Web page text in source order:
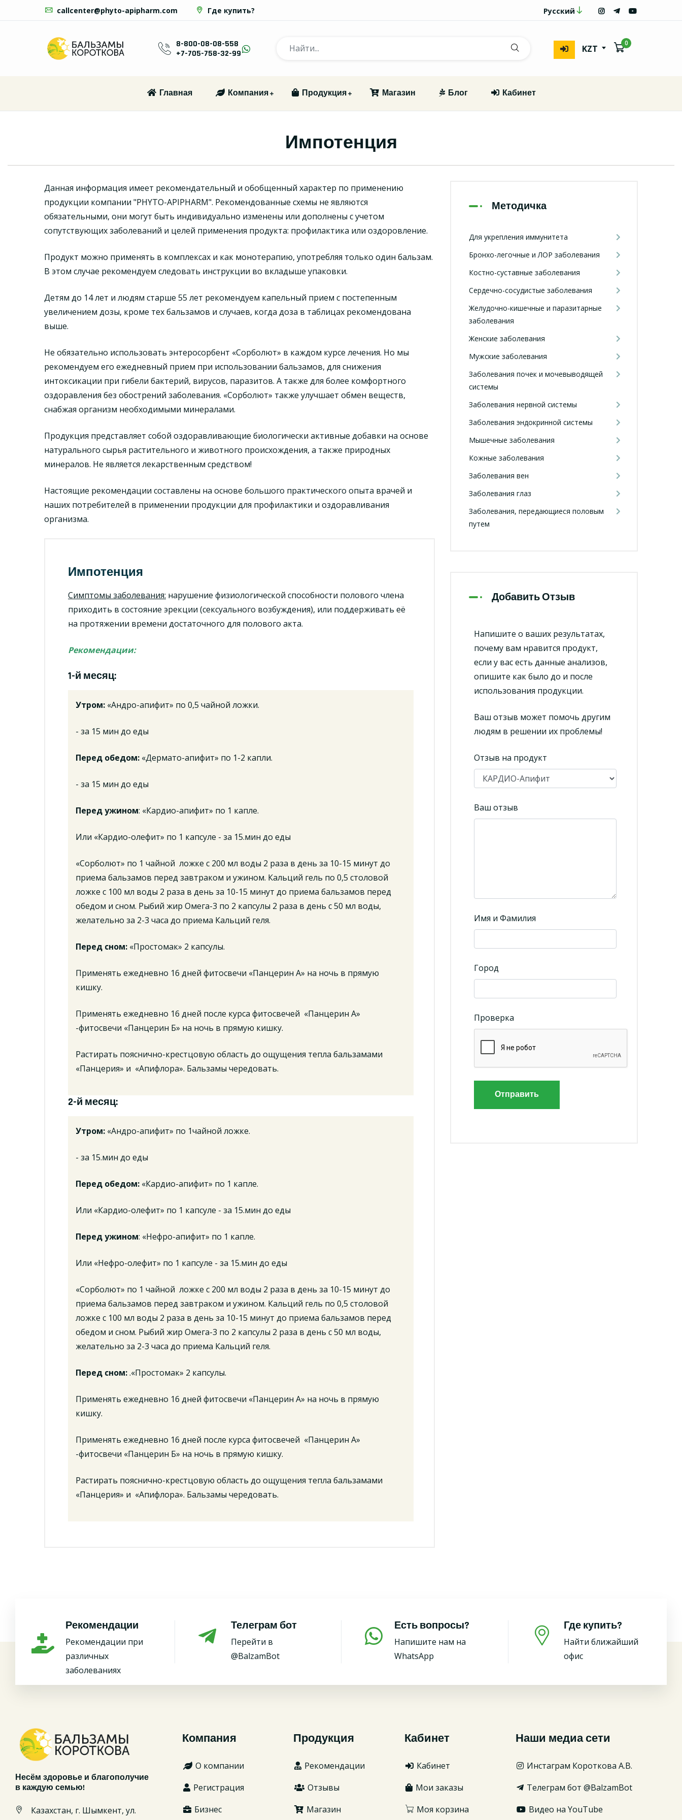
callcenter@phyto-apipharm.com Где купить? Русский
8-800-08-08-558
+7-705-758-32-99
KZT
0
Главная Компания Продукция Магазин Блог Кабинет
Импотенция
Данная информация имеет рекомендательный и обобщенный характер по применению
продукции компании "PHYTO-APIPHARM". Рекомендованные схемы не являются
обязательными, они могут быть индивидуально изменены или дополнены с учетом
сопутствующих заболеваний и целей применения продукта: профилактика или оздоровление.
Продукт можно применять в комплексах и как монотерапию, употребляя только один бальзам.
В этом случае рекомендуем следовать инструкции во вкладыше упаковки.
Детям до 14 лет и людям старше 55 лет рекомендуем капельный прием с постепенным
увеличением дозы, кроме тех бальзамов и случаев, когда доза в таблицах рекомендована
выше.
Не обязательно использовать энтеросорбент «Сорболют» в каждом курсе лечения. Но мы
рекомендуем его ежедневный прием при использовании бальзамов, для снижения
интоксикации при гибели бактерий, вирусов, паразитов. А также для более комфортного
оздоравления без обострений заболевания. «Сорболют» также улучшает обмен веществ,
снабжая организм необходимыми минералами.
Продукция представляет собой оздоравливающие биологически активные добавки на основе
натурального сырья растительного и животного происхождения, а также природных
минералов. Не является лекарственным средством!
Настоящие рекомендации составлены на основе большого практического опыта врачей и
наших потребителей в применении продукции для профилактики и оздоравливания
организма.
Импотенция
Симптомы заболевания: нарушение физиологической способности полового члена
приходить в состояние эрекции (сексуального возбуждения), или поддерживать её
на протяжении времени достаточного для полового акта.
Рекомендации:
1-й месяц:
Утром: «Андро-апифит» по 0,5 чайной ложки.
- за 15 мин до еды
Перед обедом: «Дермато-апифит» по 1-2 капли.
- за 15 мин до еды
Перед ужином: «Кардио-апифит» по 1 капле.
Или «Кардио-олефит» по 1 капсуле - за 15.мин до еды
«Сорболют» по 1 чайной ложке с 200 мл воды 2 раза в день за 10-15 минут до
приема бальзамов перед завтраком и ужином. Кальций гель по 0,5 столовой
ложке с 100 мл воды 2 раза в день за 10-15 минут до приема бальзамов перед
обедом и сном. Рыбий жир Омега-3 по 2 капсулы 2 раза в день с 50 мл воды,
желательно за 2-3 часа до приема Кальций геля.
Перед сном: «Простомак» 2 капсулы.
Применять ежедневно 16 дней фитосвечи «Панцерин А» на ночь в прямую
кишку.
Применять ежедневно 16 дней после курса фитосвечей «Панцерин А»
-фитосвечи «Панцерин Б» на ночь в прямую кишку.
Растирать пояснично-крестцовую область до ощущения тепла бальзамами
«Панцерия» и «Апифлора». Бальзамы чередовать.
2-й месяц:
Утром: «Андро-апифит» по 1чайной ложке.
- за 15.мин до еды
Перед обедом: «Кардио-апифит» по 1 капле.
Или «Кардио-олефит» по 1 капсуле - за 15.мин до еды
Перед ужином: «Нефро-апифит» по 1 капле.
Или «Нефро-олефит» по 1 капсуле - за 15.мин до еды
«Сорболют» по 1 чайной ложке с 200 мл воды 2 раза в день за 10-15 минут до
приема бальзамов перед завтраком и ужином. Кальций гель по 0,5 столовой
ложке с 100 мл воды 2 раза в день за 10-15 минут до приема бальзамов перед
обедом и сном. Рыбий жир Омега-3 по 2 капсулы 2 раза в день с 50 мл воды,
желательно за 2-3 часа до приема Кальций геля.
Перед сном:.«Простомак» 2 капсулы.
Применять ежедневно 16 дней фитосвечи «Панцерин А» на ночь в прямую
кишку.
Применять ежедневно 16 дней после курса фитосвечей «Панцерин А»
-фитосвечи «Панцерин Б» на ночь в прямую кишку.
Растирать пояснично-крестцовую область до ощущения тепла бальзамами
«Панцерия» и «Апифлора». Бальзамы чередовать.
Методичка
Для укрепления иммунитета
Бронхо-легочные и ЛОР заболевания
Костно-суставные заболевания
Сердечно-сосудистые заболевания
Желудочно-кишечные и паразитарные
заболевания
Женские заболевания
Мужские заболевания
Заболевания почек и мочевыводящей
системы
Заболевания нервной системы
Заболевания эндокринной системы
Мышечные заболевания
Кожные заболевания
Заболевания вен
Заболевания глаз
Заболевания, передающиеся половым
путем
Добавить Отзыв
Напишите о ваших результатах,
почему вам нравится продукт,
если у вас есть данные анализов,
опишите как было до и после
использования продукции.
Ваш отзыв может помочь другим
людям в решении их проблемы!
Отзыв на продукт
Ваш отзыв
Имя и Фамилия
Город
Проверка
Отправить
Рекомендации
Рекомендации при
различных
заболеваниях
Телеграм бот
Перейти в
@BalzamBot
Есть вопросы?
Напишите нам на
WhatsApp
Где купить?
Найти ближайший
офис
Несём здоровье и благополучие
в каждую семью!
Казахстан, г. Шымкент, ул.
Компания
О компании
Регистрация
Бизнес
Продукция
Рекомендации
Отзывы
Магазин
Кабинет
Кабинет
Мои заказы
Моя корзина
Наши медиа сети
Инстаграм Короткова А.В.
Телеграм бот @BalzamBot
Видео на YouTube